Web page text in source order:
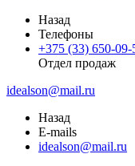
Назад
Телефоны
+375 (33) 650-09-
Отдел продаж
idealson@mail.ru
Назад
E-mails
idealson@mail.ru